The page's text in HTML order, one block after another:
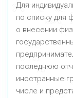
Для
по списку для
о внесении
последнюю
иностранные
числе и